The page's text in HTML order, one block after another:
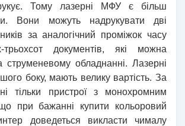
Тому лазерні МФУ є більш
Вони можуть надрукувати дві
за аналогічний проміжок часу
трьохсот документів, які можна
струменевому обладнанні. Лазерні
боку, мають велику вартість. За
тільки пристрої з монохромним
при бажанні купити кольоровий
доведеться викласти чималу